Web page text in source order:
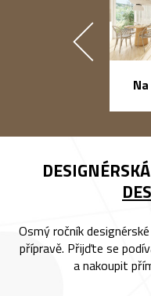
Osmý ročník
přípravě. Přijďte se
a nakoupit